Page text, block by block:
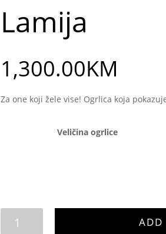
Lamija
1,300.00KM
Za one koji žele vise! Ogrlica koja
Veličina ogrlice
quantity
ADD